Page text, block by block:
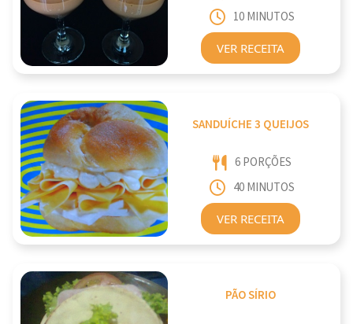
10 MINUTOS
VER RECEITA
SANDUÍCHE 3 QUEIJOS
6 PORÇÕES
40 MINUTOS
VER RECEITA
PÃO SÍRIO